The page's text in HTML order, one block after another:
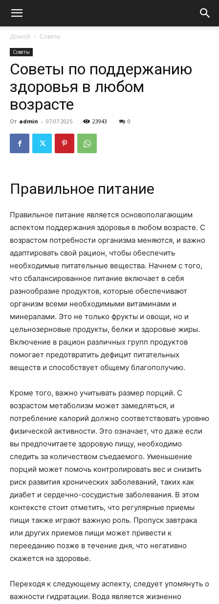
Домой Советы
Советы
Советы по поддержанию
здоровья в любом
возрасте
От admin - 07.07.2025 23943 0
Правильное питание
Правильное питание является основополагающим
аспектом поддержания здоровья в любом возрасте. С
возрастом потребности организма меняются, и важно
адаптировать свой рацион, чтобы обеспечить
необходимые питательные вещества. Начнем с того,
что сбалансированное питание включает в себя
разнообразие продуктов, которые обеспечивают
организм всеми необходимыми витаминами и
минералами. Это не только фрукты и овощи, но и
цельнозерновые продукты, белки и здоровые жиры.
Включение в рацион различных групп продуктов
помогает предотвратить дефицит питательных
веществ и способствует общему благополучию.
Кроме того, важно учитывать размер порций. С
возрастом метаболизм может замедляться, и
потребление калорий должно соответствовать уровню
физической активности. Это означает, что даже если
вы предпочитаете здоровую пищу, необходимо
следить за количеством съедаемого. Уменьшение
порций может помочь контролировать вес и снизить
риск развития хронических заболеваний, таких как
диабет и сердечно-сосудистые заболевания. В этом
контексте стоит отметить, что регулярные приемы
пищи также играют важную роль. Пропуск завтрака
или других приемов пищи может привести к
перееданию позже в течение дня, что негативно
скажется на здоровье.
Переходя к следующему аспекту, следует упомянуть о
важности гидратации. Вода является жизненно